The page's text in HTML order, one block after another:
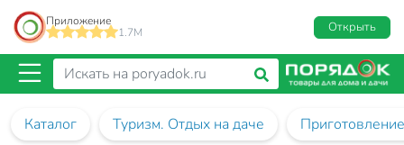
Приложение
1.7M
Открыть
Каталог Туризм. Отдых на даче